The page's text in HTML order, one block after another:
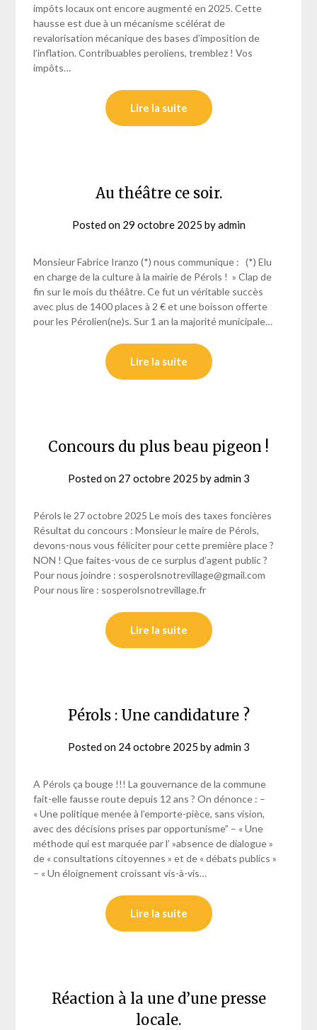
impôts locaux ont encore augmenté en 2025. Cette
hausse est due à un mécanisme scélérat de
revalorisation mécanique des bases d’imposition de
l’inflation. Contribuables peroliens, tremblez ! Vos
impôts…
Lire la suite
Au théâtre ce soir.
Posted on 29 octobre 2025 byadmin
Monsieur Fabrice Iranzo (*) nous communique : (*) Elu
en charge de la culture à la mairie de Pérols ! » Clap de
fin sur le mois du théâtre. Ce fut un véritable succès
avec plus de 1400 places à 2 € et une boisson offerte
pour les Pérolien(ne)s. Sur 1 an la majorité municipale…
Lire la suite
Concours du plus beau pigeon !
Posted on 27 octobre 2025 byadmin 3
Pérols le 27 octobre 2025 Le mois des taxes foncières
Résultat du concours : Monsieur le maire de Pérols,
devons-nous vous féliciter pour cette première place ?
NON ! Que faites-vous de ce surplus d’agent public ?
Pour nous joindre : sosperolsnotrevillage@gmail.com
Pour nous lire : sosperolsnotrevillage.fr
Lire la suite
Pérols : Une candidature ?
Posted on 24 octobre 2025 byadmin 3
A Pérols ça bouge !!! La gouvernance de la commune
fait-elle fausse route depuis 12 ans ? On dénonce : –
« Une politique menée à l’emporte-pièce, sans vision,
avec des décisions prises par opportunisme” – « Une
méthode qui est marquée par l’ »absence de dialogue »
de « consultations citoyennes » et de « débats publics »
– « Un éloignement croissant vis-à-vis…
Lire la suite
Réaction à la une d’une presse
locale.